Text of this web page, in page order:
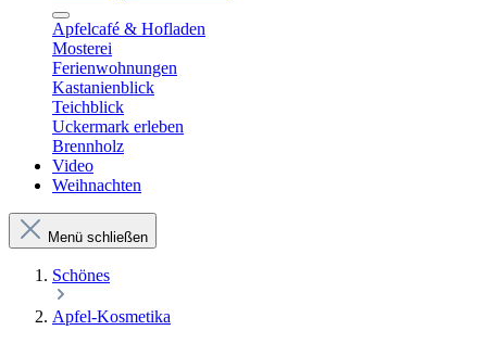
Apfelcafé & Hofladen
Mosterei
Ferienwohnungen
Kastanienblick
Teichblick
Uckermark erleben
Brennholz
Video
Weihnachten
Menü schließen
Schönes
Apfel-Kosmetika